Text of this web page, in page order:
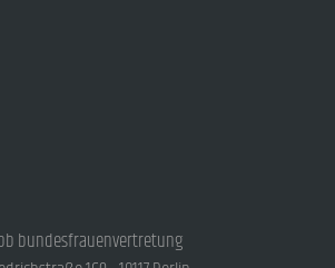
bundesfrauenvertretung